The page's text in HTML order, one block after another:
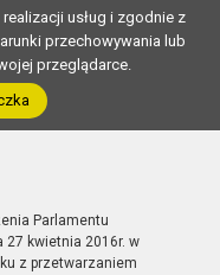
usług i zgodnie z
przechowywania lub
przeglądarce.
Parlamentu
27 kwietnia 2016r. w
z przetwarzaniem